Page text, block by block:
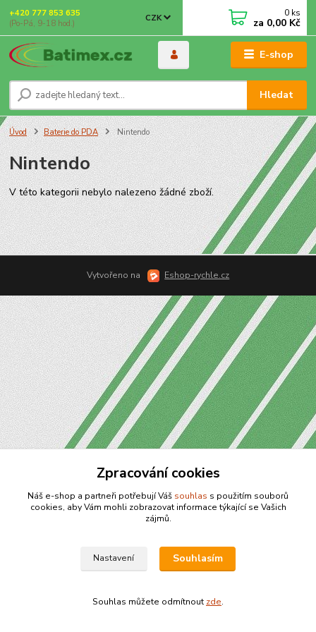
E-shop
CZK
Hledat
+420 777 853 635
(Po-Pá, 9-18 hod.)
0 ks
za 0,00 Kč
Úvod Baterie do PDA Nintendo
Nintendo
V této kategorii nebylo nalezeno žádné zboží.
Vytvořeno na Eshop-rychle.cz
Zpracování cookies
Náš e-shop a partneři potřebují Váš souhlas s použitím souborů
cookies, aby Vám mohli zobrazovat informace týkající se Vašich
zájmů.
Nastavení Souhlasím
Souhlas můžete odmítnout zde.